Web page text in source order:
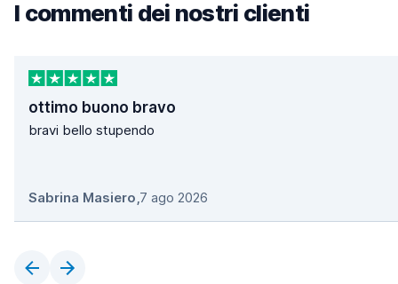
I commenti dei nostri clienti
ottimo buono bravo
bravi bello stupendo
Sabrina Masiero,7 ago 2026